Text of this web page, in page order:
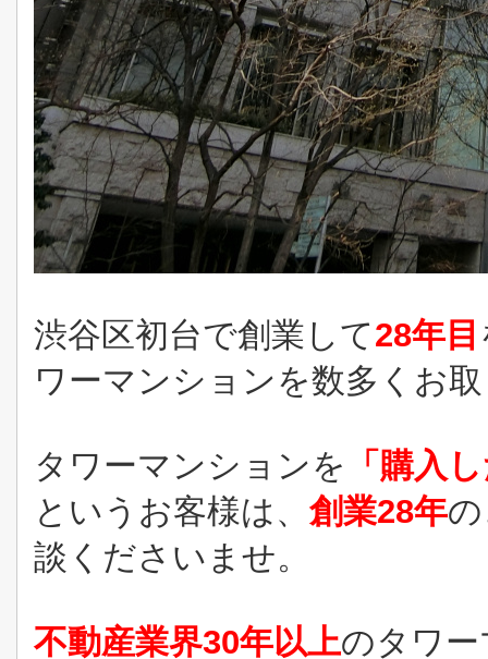
渋谷区初台で創業して28年目
ワーマンションを数多くお
タワーマンションを
「購入
というお客様は、 創業28年
談くださいませ。
不動産業界30年以上のタワ